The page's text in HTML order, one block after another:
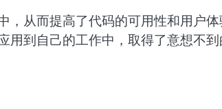
，从而提高了代码的可用性和用户
用到自己的工作中，取得了意想不